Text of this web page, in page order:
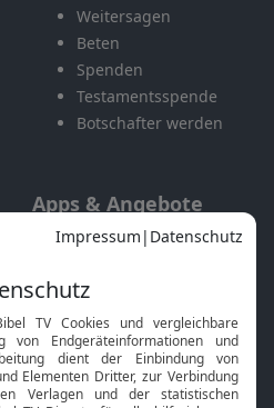
Weitersagen
Beten
Spenden
Testamentsspende
Botschafter werden
Apps & Angebote
Mobile App
Smart TV
HbbTV
Bibelthek Online-Bibel